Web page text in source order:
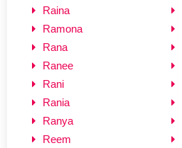
Raina
Ramona
Rana
Ranee
Rani
Rania
Ranya
Reem